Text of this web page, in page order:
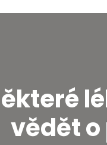
vědět